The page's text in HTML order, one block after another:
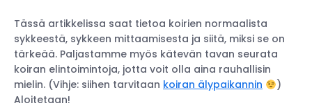
Tässä artikkelissa saat tietoa koirien normaalista
sykkeestä, sykkeen mittaamisesta ja siitä, miksi se on
tärkeää. Paljastamme myös kätevän tavan seurata
koiran elintoimintoja, jotta voit olla aina rauhallisin
mielin. (Vihje: siihen tarvitaan koiran älypaikannin
)
Aloitetaan!